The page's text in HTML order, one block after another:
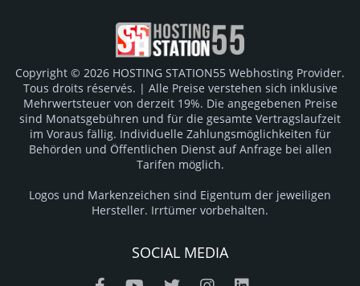
Copyright © 2026 HOSTING STATION55 Webhosting Provider.
Tous droits réservés. | Alle Preise verstehen sich inklusive
Mehrwertsteuer von derzeit 19%. Die angegebenen Preise
sind Monatsgebühren und für die gesamte Vertragslaufzeit
im Voraus fällig. Individuelle Zahlungsmöglichkeiten für
Behörden und Öffentlichen Dienst auf Anfrage bei allen
Tarifen möglich.
Logos und Markenzeichen sind Eigentum der jeweiligen
Hersteller. Irrtümer vorbehalten.
SOCIAL MEDIA